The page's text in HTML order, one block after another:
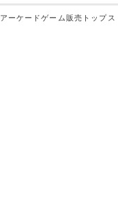
アーケードゲーム販売トップス